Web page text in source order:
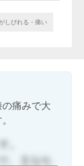
しびれる・痛い
痛みで大